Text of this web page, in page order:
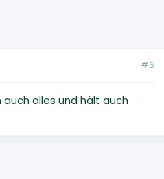
#6
auch alles und hält auch